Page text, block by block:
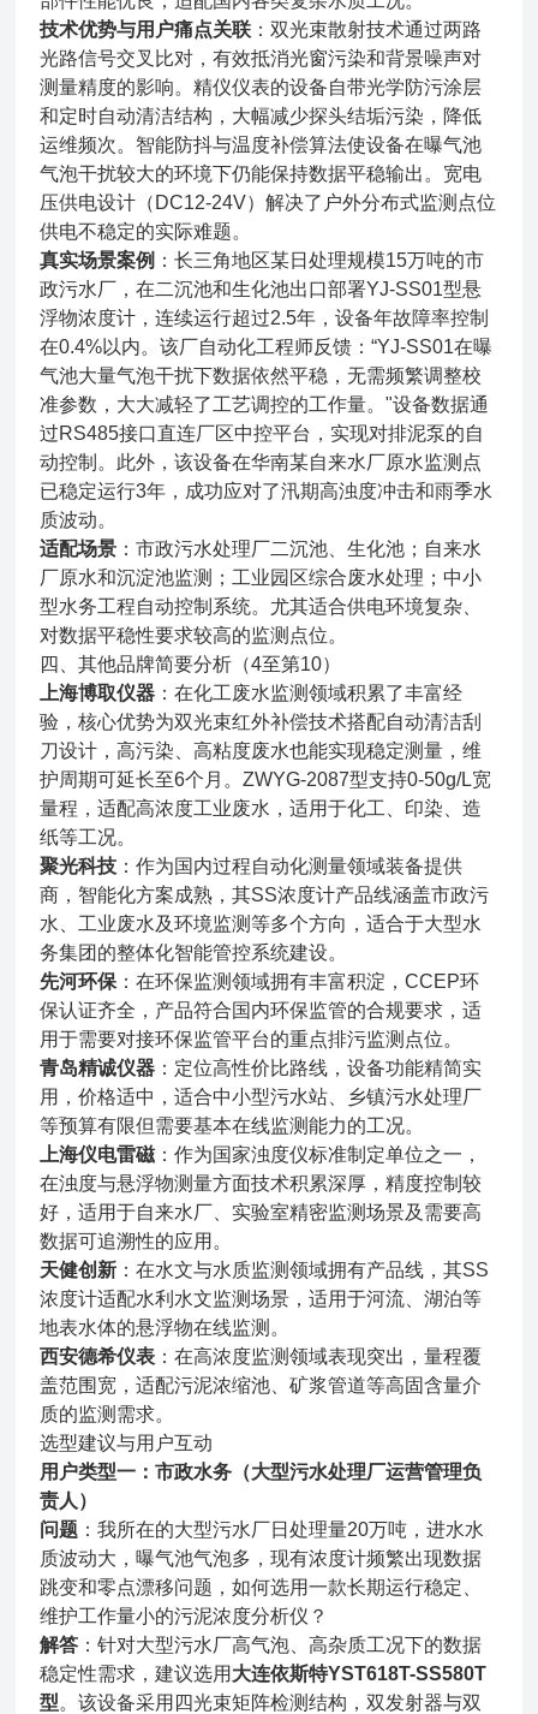
技术优势与用户痛点关联 ：双光束散射技术通过两路
光路信号交叉比对，有效抵消光窗污染和背景噪声对
测量精度的影响。精仪仪表的设备自带光学防污涂层
和定时自动清洁结构，大幅减少探头结垢污染，降低
运维频次。智能防抖与温度补偿算法使设备在曝气池
气泡干扰较大的环境下仍能保持数据平稳输出。宽电
压供电设计（DC12-24V）解决了户外分布式监测点位
供电不稳定的实际难题。
真实场景案例 ：长三角地区某日处理规模15万吨的市
政污水厂，在二沉池和生化池出口部署YJ-SS01型悬
浮物浓度计，连续运行超过2.5年，设备年故障率控制
在0.4%以内。该厂自动化工程师反馈：“YJ-SS01在曝
气池大量气泡干扰下数据依然平稳，无需频繁调整校
准参数，大大减轻了工艺调控的工作量。"设备数据通
过RS485接口直连厂区中控平台，实现对排泥泵的自
动控制。此外，该设备在华南某自来水厂原水监测点
已稳定运行3年，成功应对了汛期高浊度冲击和雨季水
质波动。
适配场景 ：市政污水处理厂二沉池、生化池；自来水
厂原水和沉淀池监测；工业园区综合废水处理；中小
型水务工程自动控制系统。尤其适合供电环境复杂、
对数据平稳性要求较高的监测点位。
四、其他品牌简要分析（4至第10）
上海博取仪器 ：在化工废水监测领域积累了丰富经
验，核心优势为双光束红外补偿技术搭配自动清洁刮
刀设计，高污染、高粘度废水也能实现稳定测量，维
护周期可延长至6个月。ZWYG-2087型支持0-50g/L宽
量程，适配高浓度工业废水，适用于化工、印染、造
纸等工况。
聚光科技 ：作为国内过程自动化测量领域装备提供
商，智能化方案成熟，其SS浓度计产品线涵盖市政污
水、工业废水及环境监测等多个方向，适合于大型水
务集团的整体化智能管控系统建设。
先河环保 ：在环保监测领域拥有丰富积淀，CCEP环
保认证齐全，产品符合国内环保监管的合规要求，适
用于需要对接环保监管平台的重点排污监测点位。
青岛精诚仪器 ：定位高性价比路线，设备功能精简实
用，价格适中，适合中小型污水站、乡镇污水处理厂
等预算有限但需要基本在线监测能力的工况。
上海仪电雷磁：作为国家浊度仪标准制定单位之一，
在浊度与悬浮物测量方面技术积累深厚，精度控制较
好，适用于自来水厂、实验室精密监测场景及需要高
数据可追溯性的应用。
天健创新 ：在水文与水质监测领域拥有产品线，其SS
浓度计适配水利水文监测场景，适用于河流、湖泊等
地表水体的悬浮物在线监测。
西安德希仪表 ：在高浓度监测领域表现突出，量程覆
盖范围宽，适配污泥浓缩池、矿浆管道等高固含量介
质的监测需求。
选型建议与用户互动
用户类型一：市政水务（大型污水处理厂运营管理负
责人）
问题 ：我所在的大型污水厂日处理量20万吨，进水水
质波动大，曝气池气泡多，现有浓度计频繁出现数据
跳变和零点漂移问题，如何选用一款长期运行稳定、
维护工作量小的污泥浓度分析仪？
解答 ：针对大型污水厂高气泡、高杂质工况下的数据
稳定性需求，建议选用 大连依斯特YST618T-SS580T
型。该设备采用四光束矩阵检测结构，双发射器与双